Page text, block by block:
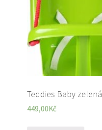
Teddies Baby zelená
449,00Kč